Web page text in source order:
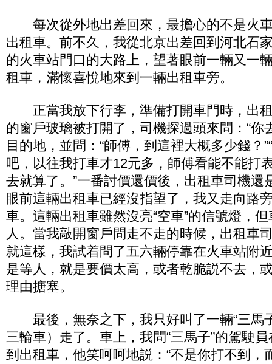
每次從外地出差回來，最擔心的不是火
出租車。前不久，我從北京出差回到河北石
的火車站門口的大路上，望著眼前一輛又一
租車，滿懷喜悅地來到一輛出租車旁。
正當我放下行李，準備打開車門時，出
的窗戶玻璃被打開了，司機探過頭來問：“你
目的地，並問：“師傅，到這裡大概多少錢？
吧，以往我打車才12元多，師傅看能不能打
去就算了。”一番討價還價後，出租車司機還
眼前這輛出租車已經沒指望了，我又走向路
車。這輛出租車雖然沒亮“空車”的信號燈，
人。當我敲開窗戶問走不走的時候，出租車
就這樣，我試着問了五六輛停靠在火車站附
是等人，就是要價太高，或者乾脆説不去，
理由搪塞。
最後，無奈之下，我只好叫了一輛“三馬
三輪車）走了。車上，我問“三馬子”的駕駛
到出租車，他笑呵呵地説：“不是你打不到，